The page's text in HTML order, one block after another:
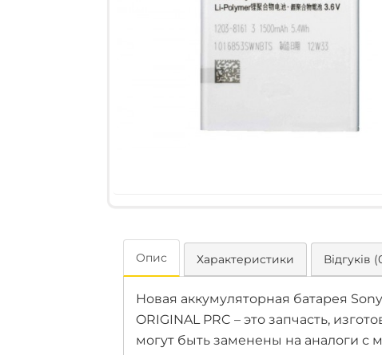
Опис Характеристики Відгуків
Новая аккумуляторная батарея Sony
ORIGINAL PRC – это запчасть,
могут быть заменены на аналоги